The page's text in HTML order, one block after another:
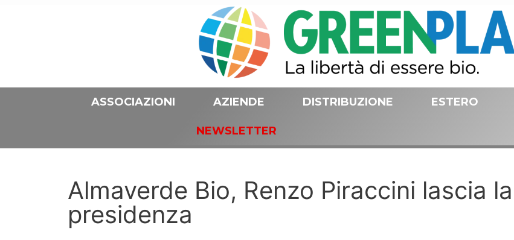
ASSOCIAZIONI AZIENDE DISTRIBUZIONE ESTERO
NEWSLETTER
Almaverde Bio, Renzo Piraccini lascia la
presidenza